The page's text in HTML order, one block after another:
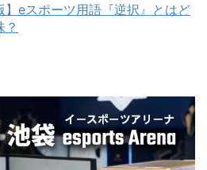
】eスポーツ用語『逆択』とはど
？